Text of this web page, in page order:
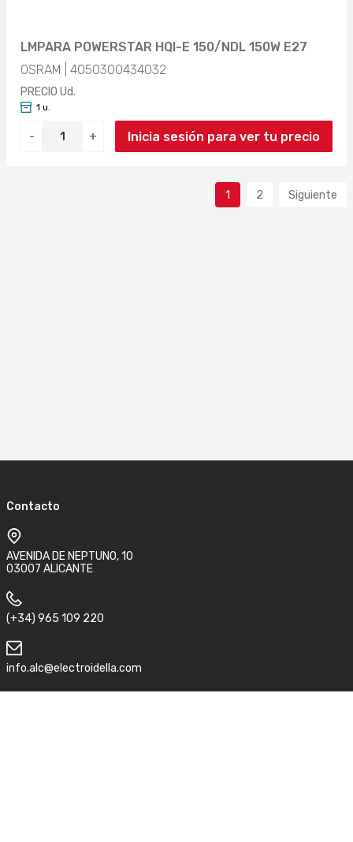
LMPARA POWERSTAR HQI-E 150/NDL 150W E27
OSRAM | 4050300434032
PRECIO Ud.
- +
1 u.
Inicia sesión para ver tu precio
1 2 Siguiente
Contacto
AVENIDA DE NEPTUNO, 10
03007 ALICANTE
(+34) 965 109 220
info.alc@electroidella.com